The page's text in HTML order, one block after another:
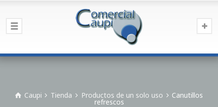
Caupi Tienda Productos de un solo uso Canutillos
refrescos